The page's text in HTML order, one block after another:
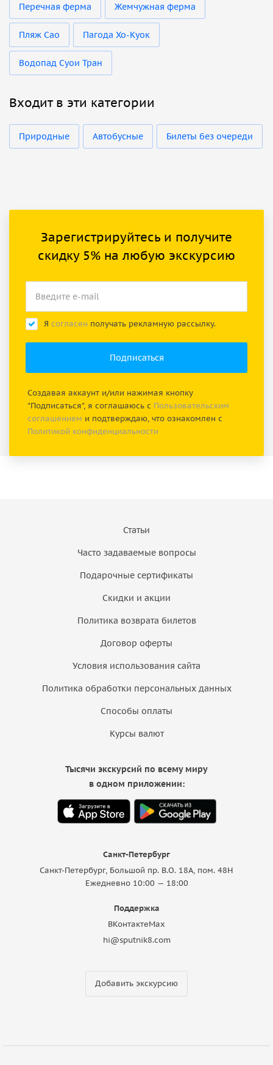
Перечная ферма Жемчужная ферма
Пляж Сао Пагода Хо-Куок
Водопад Суои Тран
Входит в эти категории
Природные Автобусные Билеты без очереди
Зарегистрируйтесь и получите
скидку 5% на любую экскурсию
Я согласен получать рекламную рассылку.
Создавая аккаунт и/или нажимая кнопку
"Подписаться", я соглашаюсь с Пользовательским
соглашением и подтверждаю, что ознакомлен с
Политикой конфиденциальности
Статьи
Часто задаваемые вопросы
Подарочные сертификаты
Скидки и акции
Политика возврата билетов
Договор оферты
Условия использования сайта
Политика обработки персональных данных
Способы оплаты
Курсы валют
Санкт-Петербург
Санкт-Петербург, Большой пр. В.О. 18A, пом. 48Н
Ежедневно 10:00 — 18:00
Поддержка
ВКонтактеMax
hi@sputnik8.com
Добавить экскурсию
Тысячи экскурсий по всему миру
в одном приложении: